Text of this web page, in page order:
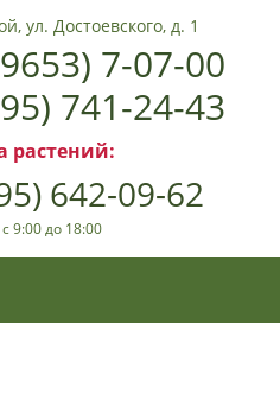
ул. Достоевского, д. 1
7-07-00
741-24-43
растений:
642-09-62
9:00 до 18:00